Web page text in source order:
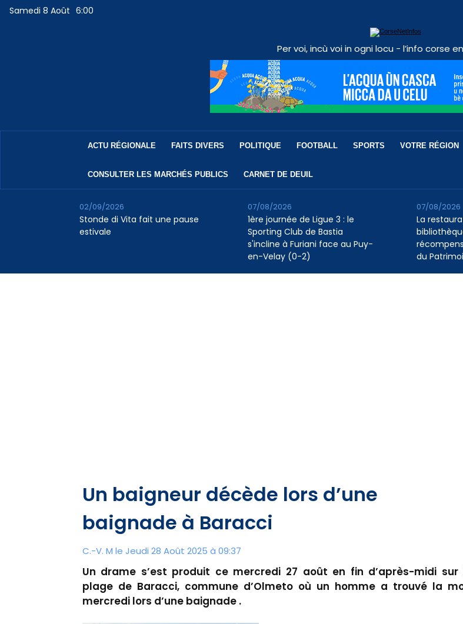
Samedi 8 Août 6:00
Per voi, incù voi in ogni locu - l’info corse
ACTU RÉGIONALE FAITS DIVERS POLITIQUE FOOTBALL SPORTS VOTRE RÉGION
CONSULTER LES MARCHÉS PUBLICS CARNET DE DEUIL
Stonde di Vita fait une pause
estivale
02/09/2026
1ère journée de Ligue 3 : le
Sporting Club de Bastia
s'incline à Furiani face au Puy-
en-Velay (0-2)
07/08/2026
La
du
07/08/2026
Un baigneur décède lors d’une
baignade à Baracci
C.-V. M le Jeudi 28 Août 2025 à 09:37
Un drame s’est produit ce mercredi 27 août en fin d’après-midi sur
plage de Baracci, commune d’Olmeto où un homme a trouvé la
mercredi lors d’une baignade .